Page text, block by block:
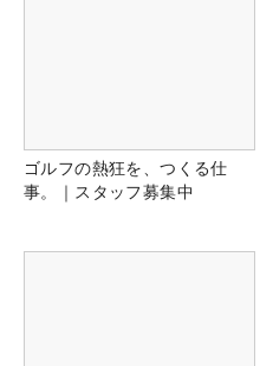
ゴルフの熱狂を、つくる仕
事。｜スタッフ募集中